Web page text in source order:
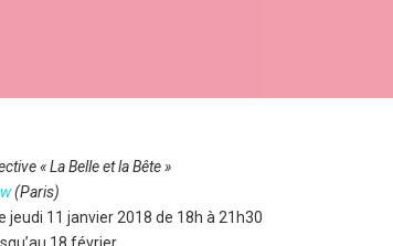
« La Belle et la Bête »
(Paris)
jeudi 11 janvier 2018 de 18h à 21h30